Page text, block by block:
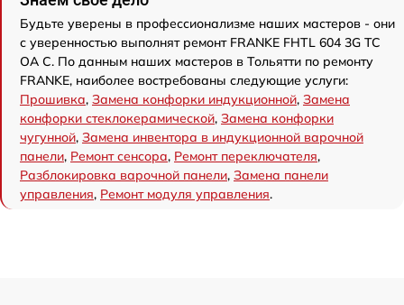
Будьте уверены в профессионализме наших мастеров - они
с уверенностью выполнят ремонт FRANKE FHTL 604 3G TC
OA C. По данным наших мастеров в Тольятти по ремонту
FRANKE, наиболее востребованы следующие услуги:
Прошивка, Замена конфорки индукционной, Замена
конфорки стеклокерамической, Замена конфорки
чугунной, Замена инвентора в индукционной варочной
панели, Ремонт сенсора, Ремонт переключателя,
Разблокировка варочной панели, Замена панели
управления, Ремонт модуля управления.